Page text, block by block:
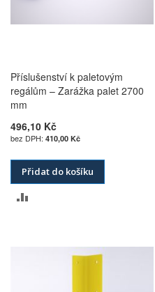
Příslušenství k paletovým
regálům – Zarážka palet 2700
mm
496,10 Kč
410,00 Kč
Přidat do košíku
POROVNÁNÍ